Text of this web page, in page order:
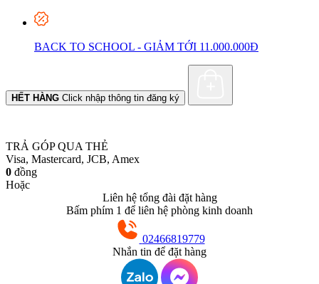
BACK TO SCHOOL - GIẢM TỚI 11.000.000Đ
HẾT HÀNG Click nhập thông tin đăng ký
TRẢ GÓP QUA THẺ
Visa, Mastercard, JCB, Amex
0 đồng
Hoặc
Liên hệ tổng đài đặt hàng
Bấm phím 1 để liên hệ phòng kinh doanh
02466819779
Nhắn tin để đặt hàng